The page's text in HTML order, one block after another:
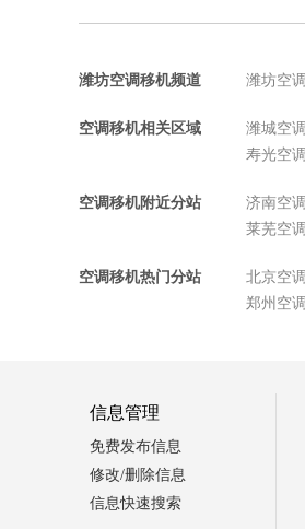
潍坊空调移机频道 潍坊空
空调移机相关区域 潍城空
寿光空
空调移机附近分站 济南空
莱芜空
空调移机热门分站 北京空
郑州空
信息管理
免费发布信息
修改/删除信息
信息快速搜索